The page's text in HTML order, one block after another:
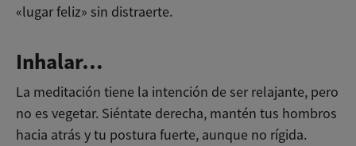
«lugar feliz» sin distraerte.
Inhalar…
La meditación tiene la intención de ser relajante, pero
no es vegetar. Siéntate derecha, mantén tus hombros
hacia atrás y tu postura fuerte, aunque no rígida.